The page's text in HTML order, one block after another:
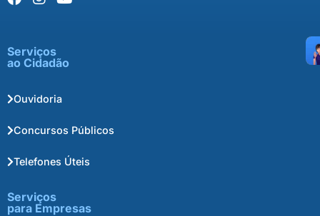
Serviços
ao Cidadão
Ouvidoria
Concursos Públicos
Telefones Úteis
Serviços
para Empresas